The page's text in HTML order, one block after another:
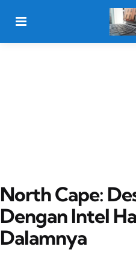
North Cape:
Dengan Intel
Dalamnya